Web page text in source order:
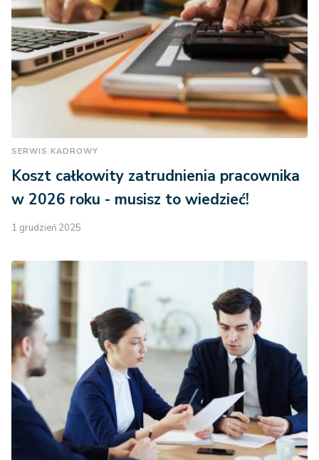
SERWIS KADROWY
Koszt całkowity zatrudnienia pracownika
w 2026 roku - musisz to wiedzieć!
1 grudzień 2025